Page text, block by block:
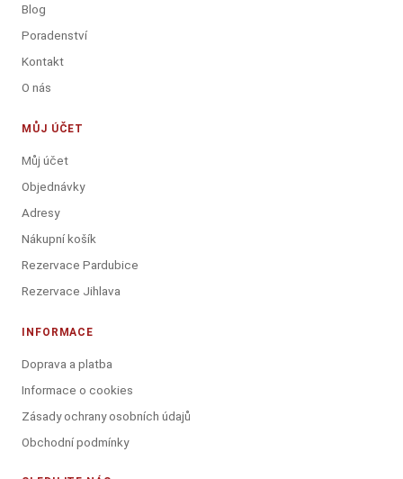
Blog
Poradenství
Kontakt
O nás
MŮJ ÚČET
Můj účet
Objednávky
Adresy
Nákupní košík
Rezervace Pardubice
Rezervace Jihlava
INFORMACE
Doprava a platba
Informace o cookies
Zásady ochrany osobních údajů
Obchodní podmínky